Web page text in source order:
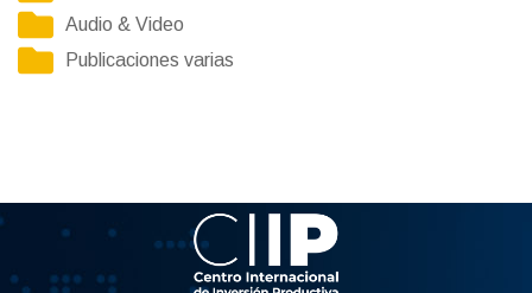
Audio & Video
Publicaciones varias